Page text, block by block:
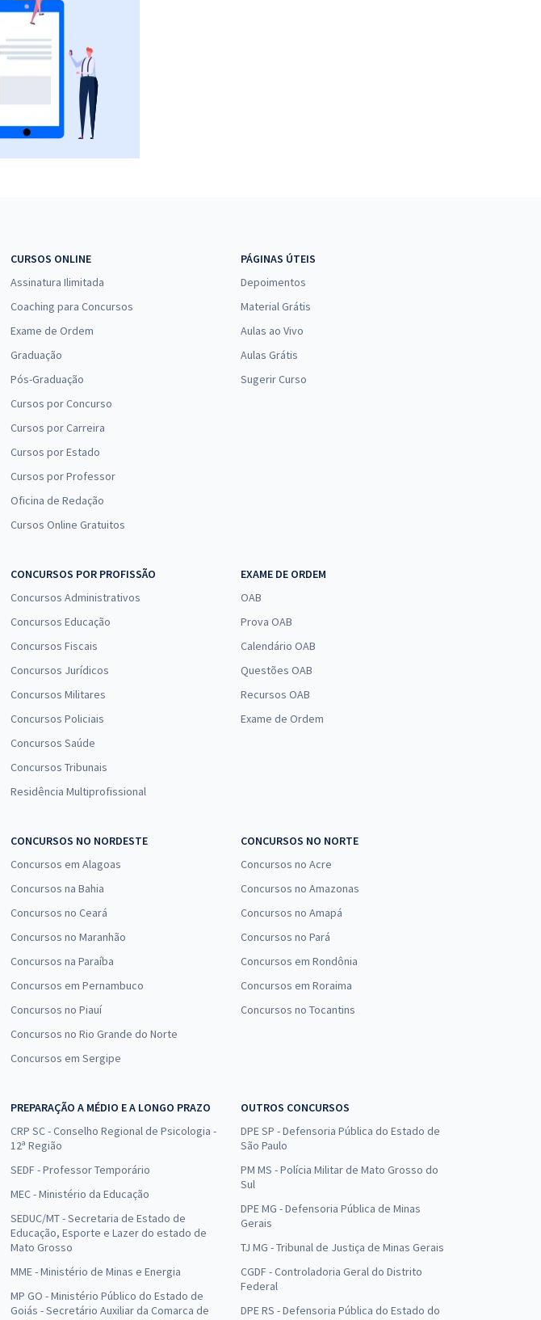
CURSOS ONLINE
Assinatura Ilimitada
Coaching para Concursos
Exame de Ordem
Graduação
Pós-Graduação
Cursos por Concurso
Cursos por Carreira
Cursos por Estado
Cursos por Professor
Oficina de Redação
Cursos Online Gratuitos
PÁGINAS ÚTEIS
Depoimentos
Material Grátis
Aulas ao Vivo
Aulas Grátis
Sugerir Curso
CONCURSOS POR PROFISSÃO
Concursos Administrativos
Concursos Educação
Concursos Fiscais
Concursos Jurídicos
Concursos Militares
Concursos Policiais
Concursos Saúde
Concursos Tribunais
Residência Multiprofissional
EXAME DE ORDEM
OAB
Prova OAB
Calendário OAB
Questões OAB
Recursos OAB
Exame de Ordem
CONCURSOS NO NORDESTE
Concursos em Alagoas
Concursos na Bahia
Concursos no Ceará
Concursos no Maranhão
Concursos na Paraíba
Concursos em Pernambuco
Concursos no Piauí
Concursos no Rio Grande do Norte
Concursos em Sergipe
CONCURSOS NO NORTE
Concursos no Acre
Concursos no Amazonas
Concursos no Amapá
Concursos no Pará
Concursos em Rondônia
Concursos em Roraima
Concursos no Tocantins
PREPARAÇÃO A MÉDIO E A LONGO PRAZO
CRP SC - Conselho Regional de Psicologia -
12ª Região
SEDF - Professor Temporário
MEC - Ministério da Educação
SEDUC/MT - Secretaria de Estado de
Educação, Esporte e Lazer do estado de
Mato Grosso
MME - Ministério de Minas e Energia
MP GO - Ministério Público do Estado de
Goiás - Secretário Auxiliar da Comarca de
OUTROS CONCURSOS
DPE SP - Defensoria Pública do Estado de
São Paulo
PM MS - Polícia Militar de Mato Grosso do
Sul
DPE MG - Defensoria Pública de Minas
Gerais
TJ MG - Tribunal de Justiça de Minas Gerais
CGDF - Controladoria Geral do Distrito
Federal
DPE RS - Defensoria Pública do Estado do